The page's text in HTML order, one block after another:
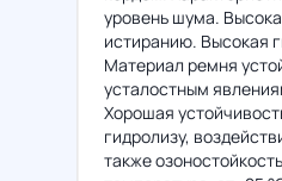
уровень шума.
истиранию. Высокая
Материал ремня
усталостным
Хорошая
гидролизу,
также